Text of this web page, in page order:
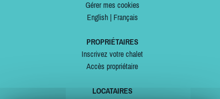
Gérer mes cookies
English| Français
PROPRIÉTAIRES
Inscrivez votre chalet
Accès propriétaire
LOCATAIRES